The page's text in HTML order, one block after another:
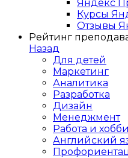
Яндекс
Курсы
Отзывы
Рейтинг
Назад
Для детей
Маркетинг
Аналитика
Разработка
Дизайн
Менеджмент
Работа и хобби
Английский